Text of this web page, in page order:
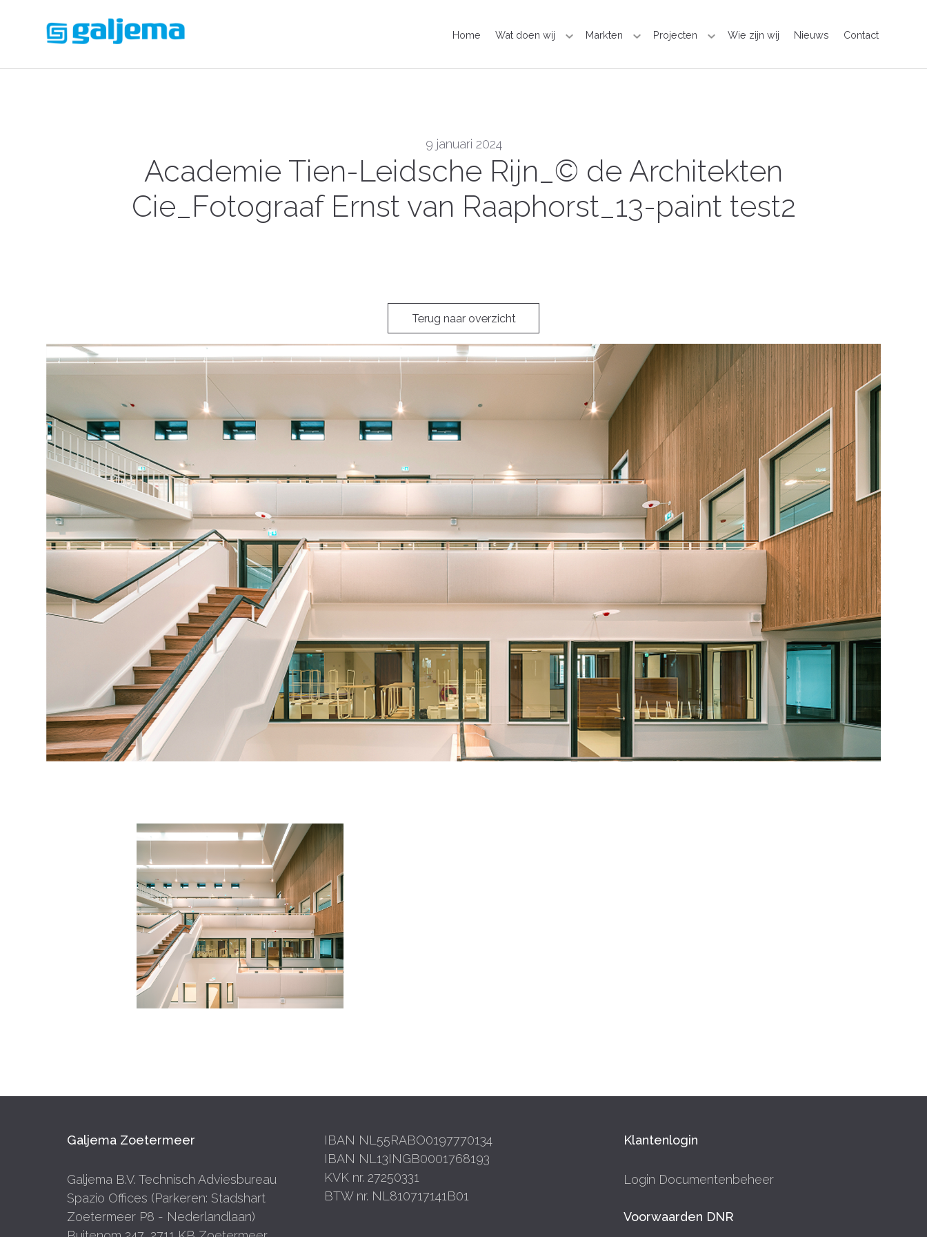
Home Wat doen wij Markten Projecten Wie zijn wij Nieuws Contact
9 januari 2024
Academie Tien-Leidsche Rijn_© de Architekten
Cie_Fotograaf Ernst van Raaphorst_13-paint test2
Terug naar overzicht
Galjema Zoetermeer
Galjema B.V. Technisch Adviesbureau
Spazio Offices (Parkeren: Stadshart
Zoetermeer P8 - Nederlandlaan)
IBAN NL55RABO0197770134
IBAN NL13INGB0001768193
KVK nr. 27250331
BTW nr. NL810717141B01
Klantenlogin
Login Documentenbeheer
Voorwaarden DNR